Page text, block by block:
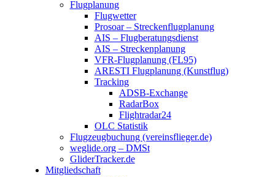
Flugplanung
Flugwetter
Prosoar – Streckenflugplanung
AIS – Flugberatungsdienst
AIS – Streckenplanung
VFR-Flugplanung (FL95)
ARESTI Flugplanung (Kunstflug)
Tracking
ADSB-Exchange
RadarBox
Flightradar24
OLC Statistik
Flugzeugbuchung (vereinsflieger.de)
weglide.org – DMSt
GliderTracker.de
Mitgliedschaft